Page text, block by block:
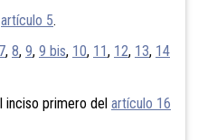
artículo 5.
7, 8, 9, 9 bis, 10, 11, 12, 13, 14
inciso primero del artículo 16